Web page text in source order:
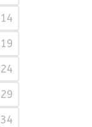
14
19
24
29
34